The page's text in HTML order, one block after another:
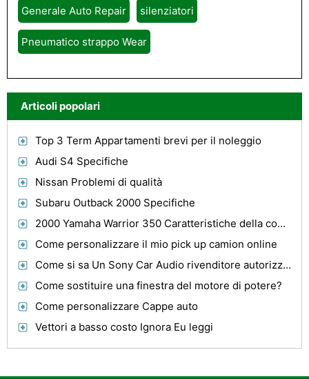
Generale Auto Repair silenziatori
Pneumatico strappo Wear
Articoli popolari
Top 3 Term Appartamenti brevi per il noleggio
Audi S4 Specifiche
Nissan Problemi di qualità
Subaru Outback 2000 Specifiche
2000 Yamaha Warrior 350 Caratteristiche della coppia
Come personalizzare il mio pick up camion online
Come si sa Un Sony Car Audio rivenditore autorizzato?
Come sostituire una finestra del motore di potere?
Come personalizzare Cappe auto
Vettori a basso costo Ignora Eu leggi